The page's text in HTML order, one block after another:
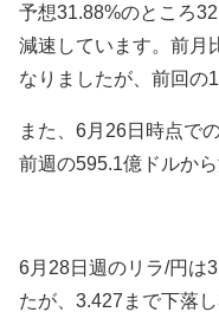
予想31.88%のところ
減速しています。前月
なりましたが、前回の
また、6月26日時点で
前週の595.1億ドルから
6月28日週のリラ/円は
たが、3.427まで下落